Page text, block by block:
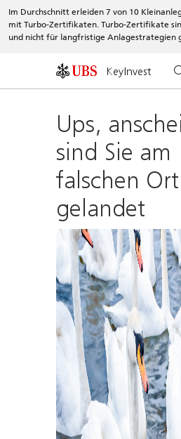
Im Durchschnitt erleiden 7 von 10
mit Turbo-Zertifikaten. Turbo-Zertifikate
und nicht für langfristige Anlagestrategien
KeyInvest
Ups,
sind Sie am
falschen Ort
gelandet